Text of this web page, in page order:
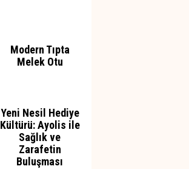
Modern Tıpta
Melek Otu
Yeni Nesil Hediye
Kültürü: Ayolis ile
Sağlık ve
Zarafetin
Buluşması